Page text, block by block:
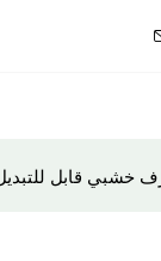
خشبي قابل للتبديل